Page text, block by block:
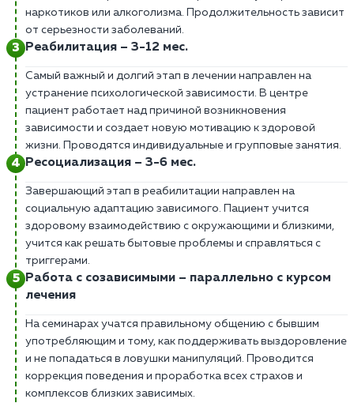
наркотиков или алкоголизма. Продолжительность зависит
от серьезности заболеваний.
Реабилитация – 3-12 мес.
Самый важный и долгий этап в лечении направлен на
устранение психологической зависимости. В центре
пациент работает над причиной возникновения
зависимости и создает новую мотивацию к здоровой
жизни. Проводятся индивидуальные и групповые занятия.
Ресоциализация – 3-6 мес.
Завершающий этап в реабилитации направлен на
социальную адаптацию зависимого. Пациент учится
здоровому взаимодействию с окружающими и близкими,
учится как решать бытовые проблемы и справляться с
триггерами.
Работа с созависимыми – параллельно с курсом
лечения
На семинарах учатся правильному общению с бывшим
употребляющим и тому, как поддерживать выздоровление
и не попадаться в ловушки манипуляций. Проводится
коррекция поведения и проработка всех страхов и
комплексов близких зависимых.